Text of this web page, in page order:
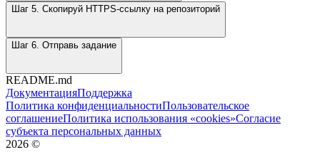
Шаг 5. Скопируй HTTPS-ссылку на репозиторий
Шаг 6. Отправь задание
README.md
ДокументацияПоддержка
Политика конфиденциальностиПользовательское
соглашениеПолитика использования «cookies»Согласие
субъекта персональных данных
2026 ©